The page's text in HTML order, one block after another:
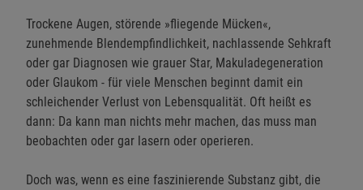
Trockene Augen, störende »fliegende Mücken«,
zunehmende Blendempfindlichkeit, nachlassende Sehkraft
oder gar Diagnosen wie grauer Star, Makuladegeneration
oder Glaukom - für viele Menschen beginnt damit ein
schleichender Verlust von Lebensqualität. Oft heißt es
dann: Da kann man nichts mehr machen, das muss man
beobachten oder gar lasern oder operieren.
Doch was, wenn es eine faszinierende Substanz gibt, die